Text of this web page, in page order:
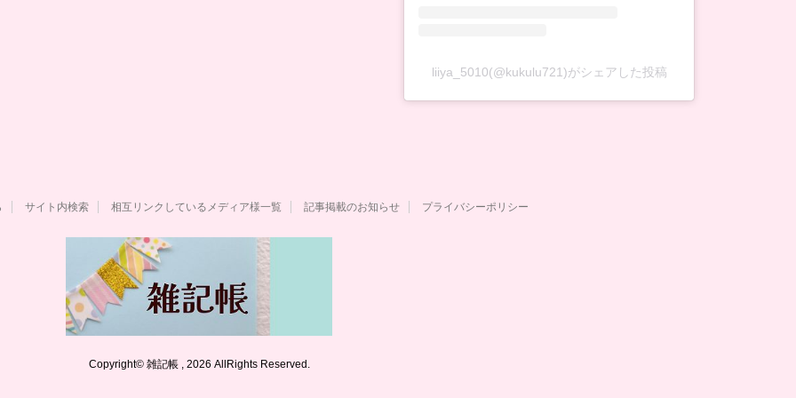
liiya_5010(@kukulu721)がシェアした投稿
サイト内検索 相互リンクしているメディア様一覧 記事掲載のお知らせ プライバシーポリシー
Copyright© 雑記帳 , 2026 AllRights Reserved.